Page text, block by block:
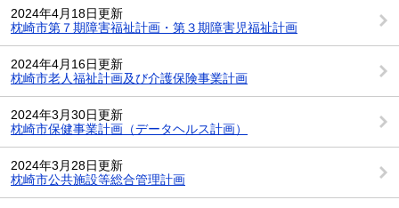
2024年4月18日更新
枕崎市第７期障害福祉計画・第３期障害児福祉計画
2024年4月16日更新
枕崎市老人福祉計画及び介護保険事業計画
2024年3月30日更新
枕崎市保健事業計画（データヘルス計画）
2024年3月28日更新
枕崎市公共施設等総合管理計画